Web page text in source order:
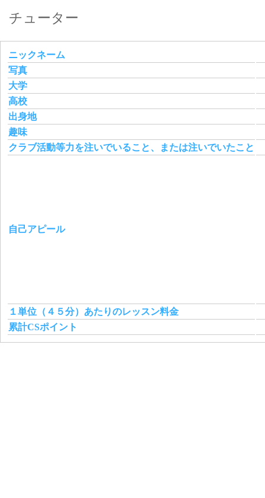
チューター
ニックネーム
写真
大学
高校
出身地
趣味
クラブ活動等力を注いでいること、または注いでいたこと
自己アピール
１単位（４５分）あたりのレッスン料金
累計CSポイント